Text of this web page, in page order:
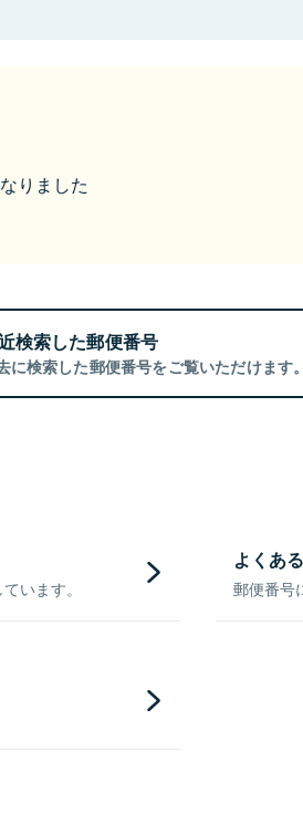
りました
検索した郵便番号
に検索した郵便番号をご覧いただけます。
います。
よくあ
郵便番号